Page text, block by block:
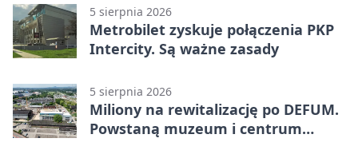
5 sierpnia 2026
Metrobilet zyskuje połączenia PKP
Intercity. Są ważne zasady
5 sierpnia 2026
Miliony na rewitalizację po DEFUM.
Powstaną muzeum i centrum